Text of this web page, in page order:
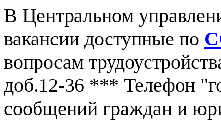
В Центральном
вакансии доступные по
вопросам
доб.12-36 *** Телефон
сообщений граждан и